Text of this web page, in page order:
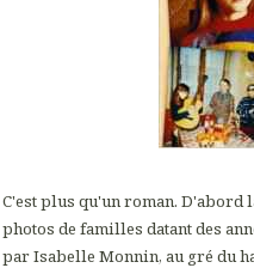
C'est plus qu'un roman.
photos de familles datant des
par Isabelle Monnin, au gré du